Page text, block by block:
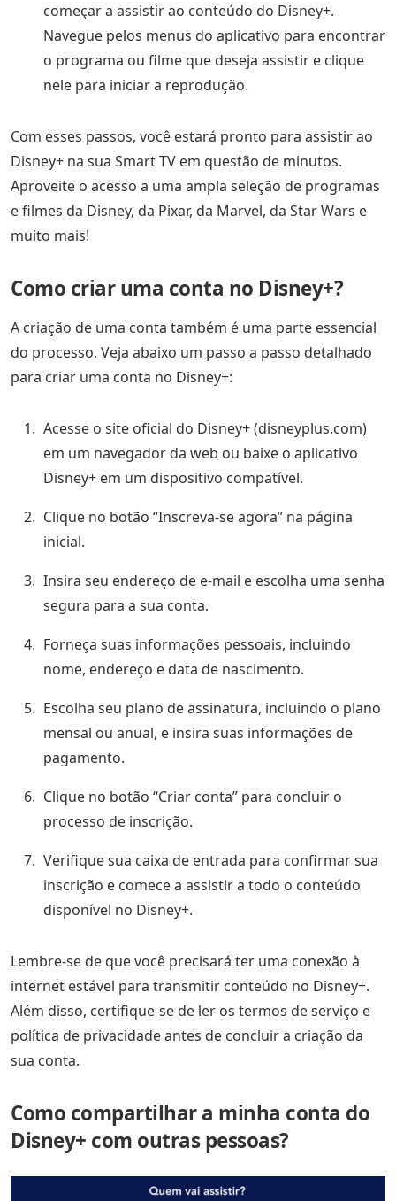
começar a assistir ao conteúdo do Disney+.
Navegue pelos menus do aplicativo para encontrar
o programa ou filme que deseja assistir e clique
nele para iniciar a reprodução.
Com esses passos, você estará pronto para assistir ao
Disney+ na sua Smart TV em questão de minutos.
Aproveite o acesso a uma ampla seleção de programas
e filmes da Disney, da Pixar, da Marvel, da Star Wars e
muito mais!
Como criar uma conta no Disney+?
A criação de uma conta também é uma parte essencial
do processo. Veja abaixo um passo a passo detalhado
para criar uma conta no Disney+:
Acesse o site oficial do Disney+ (disneyplus.com)
em um navegador da web ou baixe o aplicativo
Disney+ em um dispositivo compatível.
Clique no botão “Inscreva-se agora” na página
inicial.
Insira seu endereço de e-mail e escolha uma senha
segura para a sua conta.
Forneça suas informações pessoais, incluindo
nome, endereço e data de nascimento.
Escolha seu plano de assinatura, incluindo o plano
mensal ou anual, e insira suas informações de
pagamento.
Clique no botão “Criar conta” para concluir o
processo de inscrição.
Verifique sua caixa de entrada para confirmar sua
inscrição e comece a assistir a todo o conteúdo
disponível no Disney+.
Lembre-se de que você precisará ter uma conexão à
internet estável para transmitir conteúdo no Disney+.
Além disso, certifique-se de ler os termos de serviço e
política de privacidade antes de concluir a criação da
sua conta.
Como compartilhar a minha conta do
Disney+ com outras pessoas?